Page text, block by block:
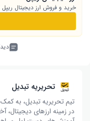
خرید و فروش ارز دیجیتال ریپل
تحریریه تبدیل
در زمینه ارزهای